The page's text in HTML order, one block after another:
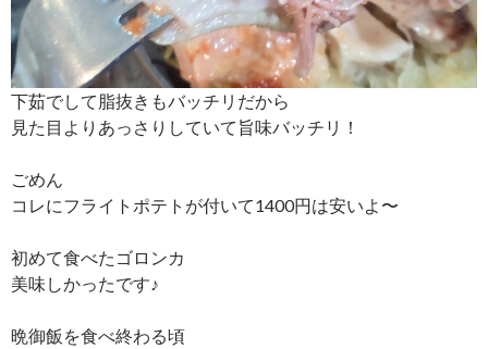
下茹でして脂抜きもバッチリだから
見た目よりあっさりしていて旨味バッチリ！
ごめん
コレにフライトポテトが付いて1400円は安いよ〜
初めて食べたゴロンカ
美味しかったです♪
晩御飯を食べ終わる頃